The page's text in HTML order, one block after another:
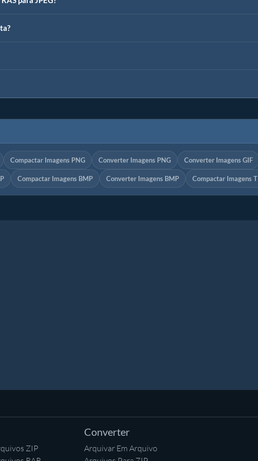
Compactar Imagens PNG Converter Imagens PNG Converter Imagens GIF
Compactar Imagens BMP Converter Imagens BMP Compactar Imagens
ZIP
Converter
Arquivar Em Arquivo